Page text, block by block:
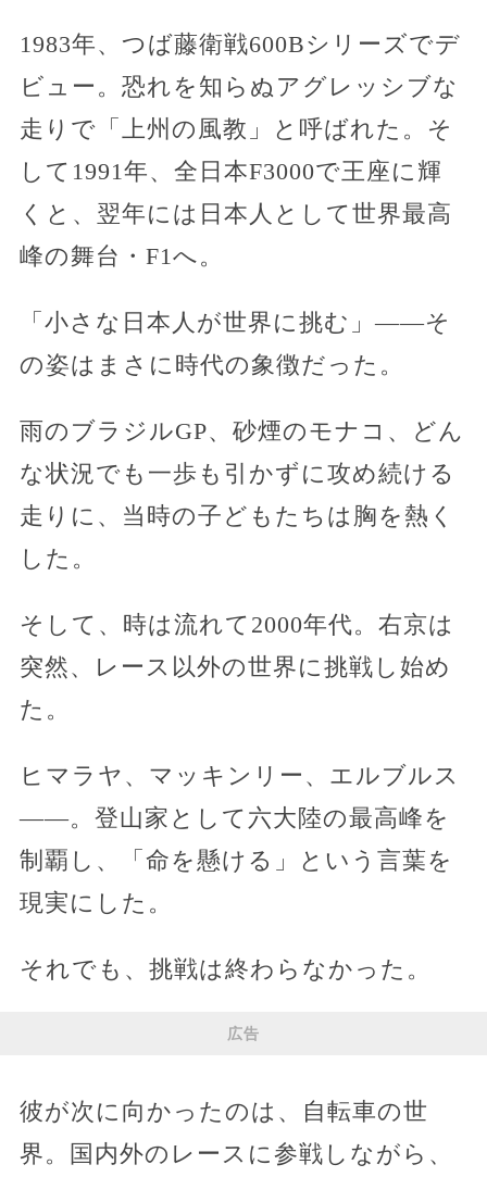
1983年、つば藤衛戦600Bシリーズでデ
ビュー。恐れを知らぬアグレッシブな
走りで「上州の風教」と呼ばれた。そ
して1991年、全日本F3000で王座に輝
くと、翌年には日本人として世界最高
峰の舞台・F1へ。
「小さな日本人が世界に挑む」——そ
の姿はまさに時代の象徴だった。
雨のブラジルGP、砂煙のモナコ、どん
な状況でも一歩も引かずに攻め続ける
走りに、当時の子どもたちは胸を熱く
した。
そして、時は流れて2000年代。右京は
突然、レース以外の世界に挑戦し始め
た。
ヒマラヤ、マッキンリー、エルブルス
——。登山家として六大陸の最高峰を
制覇し、「命を懸ける」という言葉を
現実にした。
それでも、挑戦は終わらなかった。
広告
彼が次に向かったのは、自転車の世
界。国内外のレースに参戦しながら、